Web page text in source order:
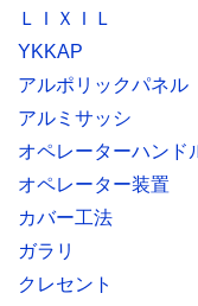
ＬＩＸＩＬ
YKKAP
アルポリックパネル
アルミサッシ
オペレーターハンド
オペレーター装置
カバー工法
ガラリ
クレセント